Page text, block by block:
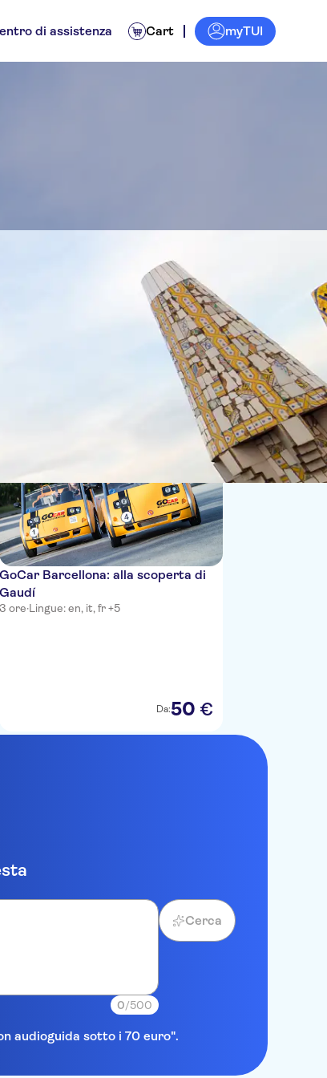
di assistenza Cart myTUI
GoCar Barcellona: alla scoperta di
Gaudí
3 ore·Lingue: en, it, fr +5
Da:50 €
0/500
Cerca
audioguida sotto i 70 euro".